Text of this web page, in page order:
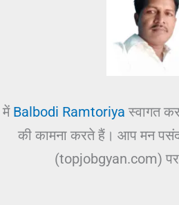
में Balbodi Ramtoriya स्वागत
की कामना करते हैं। आप मन
(topjobgyan.com) पर